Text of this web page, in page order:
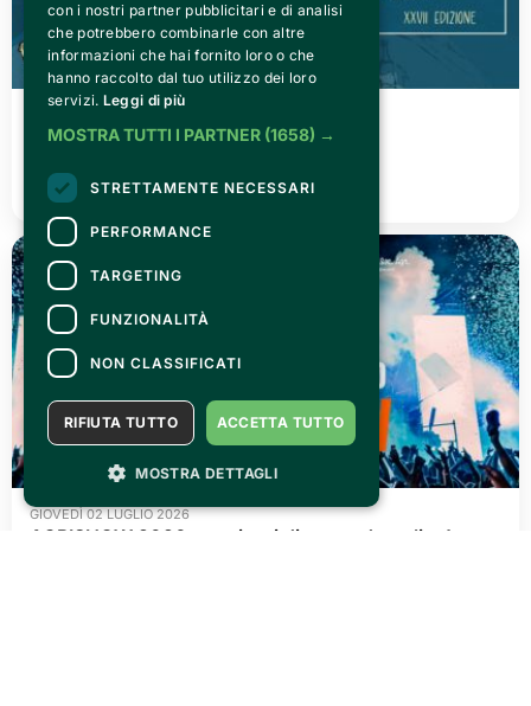
Canelli città del Vino 2026
LEGGI TUTTO
GIOVEDÌ 02 LUGLIO 2026
AGRISHOW 2026: tre giorni di pura adrenalina!
con i nostri partner pubblicitari e di analisi
che potrebbero combinarle con altre
informazioni che hai fornito loro o che
hanno raccolto dal tuo utilizzo dei loro
servizi. Leggi di più
MOSTRA TUTTI I PARTNER (1658) →
STRETTAMENTE NECESSARI
PERFORMANCE
TARGETING
FUNZIONALITÀ
NON CLASSIFICATI
ACCETTA TUTTO
RIFIUTA TUTTO
MOSTRA DETTAGLI